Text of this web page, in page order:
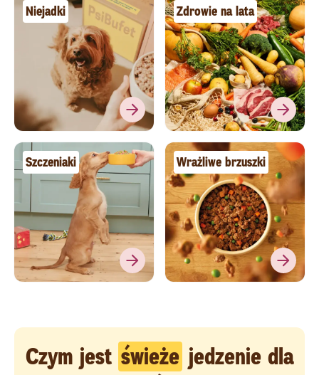
Niejadki Zdrowie na lata
Szczeniaki Wrażliwe brzuszki
Czym jest świeże jedzenie dla